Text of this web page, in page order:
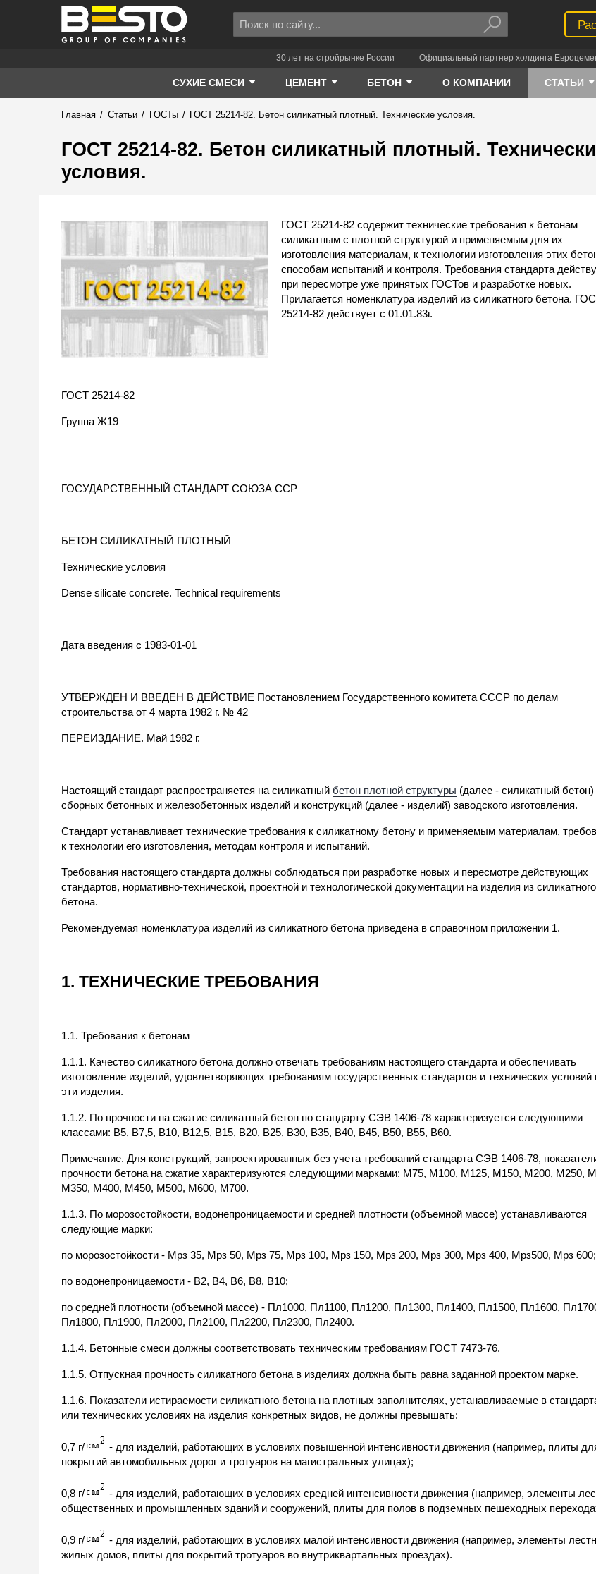
30 лет на стройрынке России Официальный партнер холдинга
СУХИЕ СМЕСИ ЦЕМЕНТ БЕТОН О КОМПАНИИ СТАТЬИ
Главная / Статьи / ГОСТы / ГОСТ 25214-82. Бетон силикатный плотный. Технические условия.
ГОСТ 25214-82. Бетон силикатный плотный.
условия.
ГОСТ 25214-82 содержит технические требования к бетонам
силикатным с плотной структурой и применяемым для их
изготовления материалам, к технологии изготовления этих
способам испытаний и контроля. Требования стандарта
при пересмотре уже принятых ГОСТов и разработке новых.
Прилагается номенклатура изделий из силикатного бетона.
25214-82 действует с 01.01.83г.
ГОСТ 25214-82
Группа Ж19
ГОСУДАРСТВЕННЫЙ СТАНДАРТ СОЮЗА ССР
БЕТОН СИЛИКАТНЫЙ ПЛОТНЫЙ
Технические условия
Dense silicate concrete. Technical requirements
Дата введения с 1983-01-01
УТВЕРЖДЕН И ВВЕДЕН В ДЕЙСТВИЕ Постановлением Государственного комитета СССР по делам
строительства от 4 марта 1982 г. № 42
ПЕРЕИЗДАНИЕ. Май 1982 г.
Настоящий стандарт распространяется на силикатный бетон плотной структуры (далее - силикатный
сборных бетонных и железобетонных изделий и конструкций (далее - изделий) заводского изготовления.
Стандарт устанавливает технические требования к силикатному бетону и применяемым материалам,
к технологии его изготовления, методам контроля и испытаний.
Требования настоящего стандарта должны соблюдаться при разработке новых и пересмотре действующих
стандартов, нормативно-технической, проектной и технологической документации на изделия из силикатного
бетона.
Рекомендуемая номенклатура изделий из силикатного бетона приведена в справочном приложении 1.
1. ТЕХНИЧЕСКИЕ ТРЕБОВАНИЯ
1.1. Требования к бетонам
1.1.1. Качество силикатного бетона должно отвечать требованиям настоящего стандарта и обеспечивать
изготовление изделий, удовлетворяющих требованиям государственных стандартов и технических условий
эти изделия.
1.1.2. По прочности на сжатие силикатный бетон по стандарту СЭВ 1406-78 характеризуется следующими
классами: В5, В7,5, В10, В12,5, В15, В20, В25, В30, В35, В40, В45, В50, В55, В60.
Примечание. Для конструкций, запроектированных без учета требований стандарта СЭВ 1406-78,
прочности бетона на сжатие характеризуются следующими марками: М75, М100, М125, М150, М200, М250,
М350, М400, М450, М500, М600, М700.
1.1.3. По морозостойкости, водонепроницаемости и средней плотности (объемной массе) устанавливаются
следующие марки:
по морозостойкости - Мрз 35, Мрз 50, Мрз 75, Мрз 100, Мрз 150, Мрз 200, Мрз 300, Мрз 400, Мрз500, Мрз 600;
по водонепроницаемости - В2, В4, В6, В8, В10;
по средней плотности (объемной массе) - Пл1000, Пл1100, Пл1200, Пл1300, Пл1400, Пл1500, Пл1600,
Пл1800, Пл1900, Пл2000, Пл2100, Пл2200, Пл2300, Пл2400.
1.1.4. Бетонные смеси должны соответствовать техническим требованиям ГОСТ 7473-76.
1.1.5. Отпускная прочность силикатного бетона в изделиях должна быть равна заданной проектом марке.
1.1.6. Показатели истираемости силикатного бетона на плотных заполнителях, устанавливаемые в
или технических условиях на изделия конкретных видов, не должны превышать:
0,7 г/
- для изделий, работающих в условиях повышенной интенсивности движения (например, плиты
покрытий автомобильных дорог и тротуаров на магистральных улицах);
0,8 г/
- для изделий, работающих в условиях средней интенсивности движения (например, элементы
общественных и промышленных зданий и сооружений, плиты для полов в подземных пешеходных
0,9 г/
- для изделий, работающих в условиях малой интенсивности движения (например, элементы
жилых домов, плиты для покрытий тротуаров во внутриквартальных проездах).